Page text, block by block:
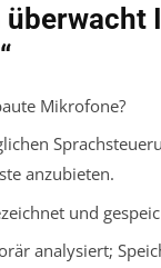
überwacht
Mikrofone?
anzubieten.
und
analysiert;